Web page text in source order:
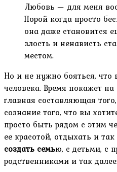
Любовь — для меня
Порой когда просто
она даже становится
злость и ненависть
местом.
Но и не нужно бояться, что
человека. Время покажет
главная составляющая
сознание того, что вы
просто быть рядом с этим
ее красотой, отдыхать и так
создать семью, с детьми, с
родственниками и так